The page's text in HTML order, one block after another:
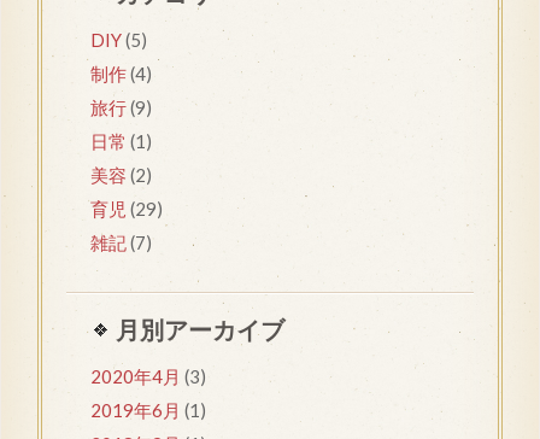
DIY(5)
制作(4)
旅行(9)
日常 (1)
美容 (2)
育児 (29)
雑記(7)
月別アーカイブ
2020年4月 (3)
2019年6月 (1)